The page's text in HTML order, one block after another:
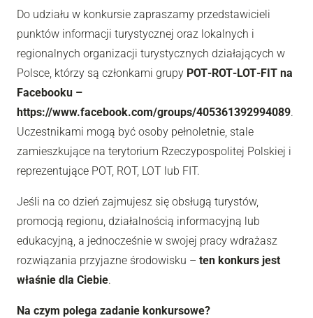
Do udziału w konkursie zapraszamy przedstawicieli
punktów informacji turystycznej oraz lokalnych i
regionalnych organizacji turystycznych działających w
Polsce, którzy są członkami grupy POT‑ROT‑LOT‑FIT na
Facebooku –
https://www.facebook.com/groups/405361392994089.
Uczestnikami mogą być osoby pełnoletnie, stale
zamieszkujące na terytorium Rzeczypospolitej Polskiej i
reprezentujące POT, ROT, LOT lub FIT.
Jeśli na co dzień zajmujesz się obsługą turystów,
promocją regionu, działalnością informacyjną lub
edukacyjną, a jednocześnie w swojej pracy wdrażasz
rozwiązania przyjazne środowisku – ten konkurs jest
właśnie dla Ciebie.
Na czym polega zadanie konkursowe?